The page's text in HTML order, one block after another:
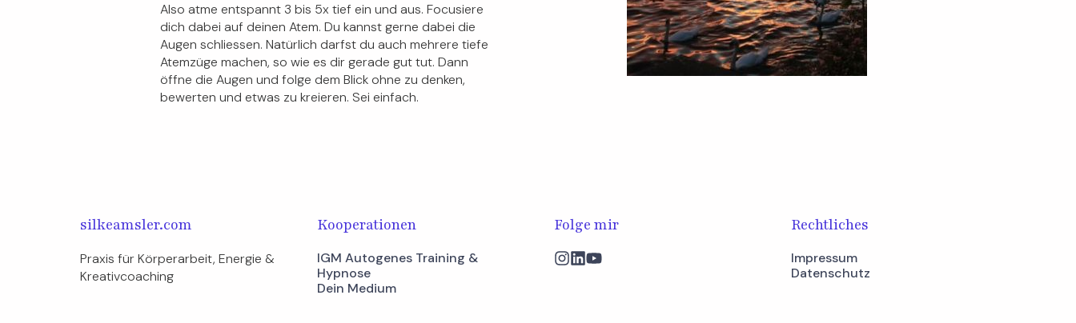
Also atme entspannt 3 bis 5x tief ein und aus. Focusiere
dich dabei auf deinen Atem. Du kannst gerne dabei die
Augen schliessen. Natürlich darfst du auch mehrere tiefe
Atemzüge machen, so wie es dir gerade gut tut. Dann
öffne die Augen und folge dem Blick ohne zu denken,
bewerten und etwas zu kreieren. Sei einfach.
silkeamsler.com
Praxis für Körperarbeit, Energie &
Kreativcoaching​
Kooperationen
IGM Autogenes Training &
Hypnose
Dein Medium
Folge mir Rechtliches
Impressum
Datenschutz